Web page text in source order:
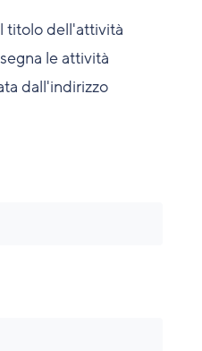
titolo dell'attività
le attività
dall'indirizzo